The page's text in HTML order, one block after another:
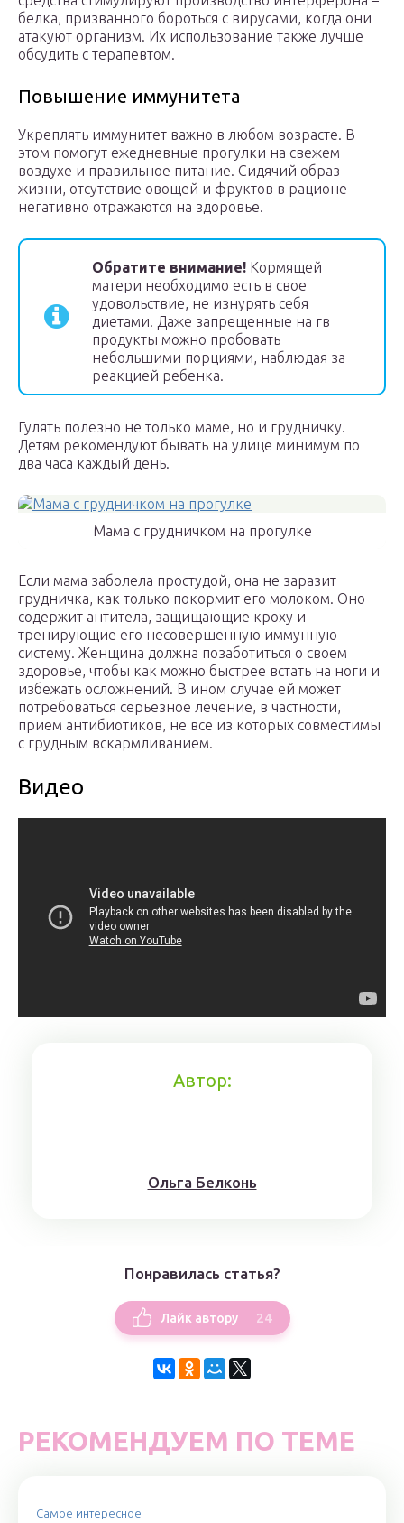
белка, призванного бороться с вирусами, когда они
атакуют организм. Их использование также лучше
обсудить с терапевтом.
Повышение иммунитета
Укреплять иммунитет важно в любом возрасте. В
этом помогут ежедневные прогулки на свежем
воздухе и правильное питание. Сидячий образ
жизни, отсутствие овощей и фруктов в рационе
негативно отражаются на здоровье.
Обратите внимание! Кормящей
матери необходимо есть в свое
удовольствие, не изнурять себя
диетами. Даже запрещенные на гв
продукты можно пробовать
небольшими порциями, наблюдая за
реакцией ребенка.
Гулять полезно не только маме, но и грудничку.
Детям рекомендуют бывать на улице минимум по
два часа каждый день.
Мама с грудничком на прогулке
Если мама заболела простудой, она не заразит
грудничка, как только покормит его молоком. Оно
содержит антитела, защищающие кроху и
тренирующие его несовершенную иммунную
систему. Женщина должна позаботиться о своем
здоровье, чтобы как можно быстрее встать на ноги и
избежать осложнений. В ином случае ей может
потребоваться серьезное лечение, в частности,
прием антибиотиков, не все из которых совместимы
с грудным вскармливанием.
Видео
Автор:
Ольга Белконь
Понравилась статья?
Лайк автору 24
РЕКОМЕНДУЕМ ПО ТЕМЕ
Самое интересное